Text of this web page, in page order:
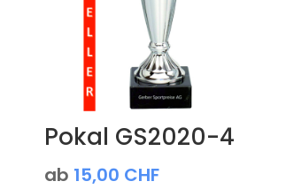
Pokal GS2020-4
ab 15,00 CHF